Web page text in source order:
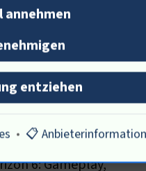
wird jede Anfrage
Team reagiert
spezifische
erfolgt durch
Anfragen, die sich
6: Gameplay,
annehmen
entziehen
• 📋 Anbieterinformation